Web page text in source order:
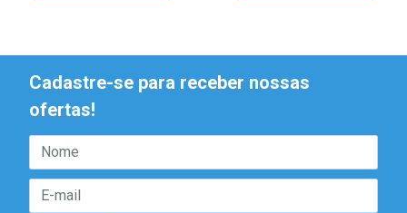
Cadastre-se para receber nossas
ofertas!